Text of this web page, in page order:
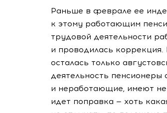
Раньше в феврале ее
к этому работающим
трудовой деятельности
и проводилась
осталась только
деятельность
и неработающие, имеют
идет поправка — хоть